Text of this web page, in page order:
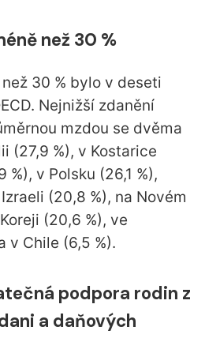
éně než 30 %
30 % bylo v deseti
Nejnižší zdanění
mzdou se dvěma
(27,9 %), v Kostarice
%), v Polsku (26,1 %),
(20,8 %), na Novém
(20,6 %), ve
v Chile (6,5 %).
podpora rodin z
a daňových